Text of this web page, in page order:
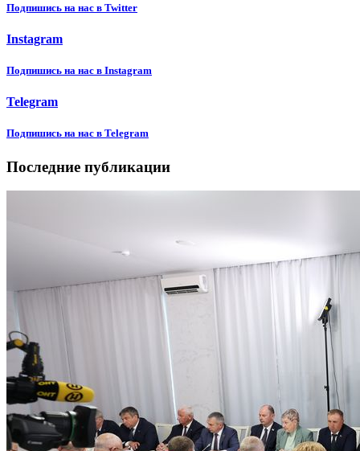
Подпишиcь на нас в Twitter
Instagram
Подпишиcь на нас в Instagram
Telegram
Подпишиcь на нас в Telegram
Последние публикации